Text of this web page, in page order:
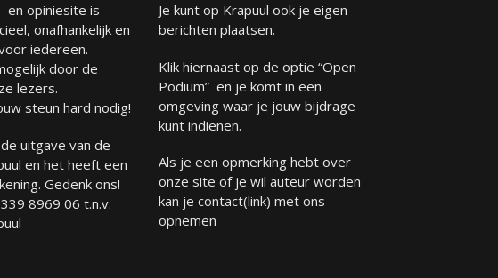
en opiniesite is
onafhankelijk en
iedereen.
door de
lezers.
steun hard nodig!
uitgave van de
en het heeft een
Gedenk ons!
8969 06 t.n.v.
Je kunt op Krapuul ook je eigen
berichten plaatsen.
Klik hiernaast op de optie “Open
Podium” en je komt in een
omgeving waar je jouw bijdrage
kunt indienen.
Als je een opmerking hebt over
onze site of je wil auteur worden
kan je contact(link) met ons
opnemen